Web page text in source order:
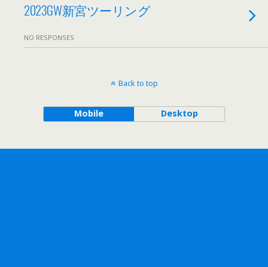
2023GW新宮ツーリング
NO RESPONSES
Back to top
Mobile Desktop